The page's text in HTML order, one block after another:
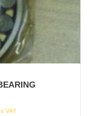
VAT